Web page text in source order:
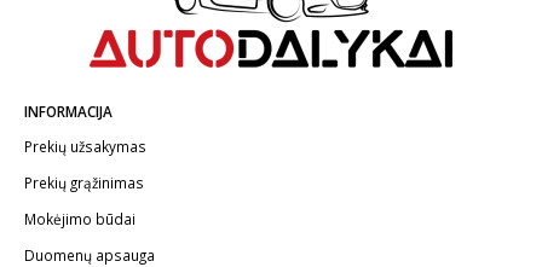
INFORMACIJA
Prekių užsakymas
Prekių grąžinimas
Mokėjimo būdai
Duomenų apsauga